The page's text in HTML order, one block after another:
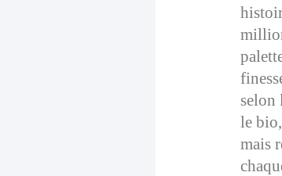
selon
le
mais